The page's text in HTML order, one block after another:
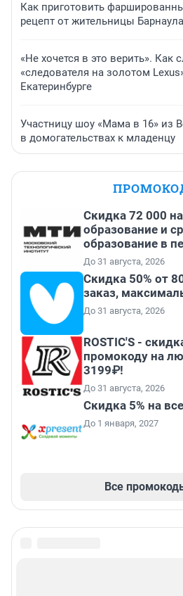
Как приготовить
рецепт от жительницы Барнаула
«Не хочется в это верить». Как
«следователя на золотом
Екатеринбурге
Участницу шоу «Мама в 16» из
в домогательствах к младенцу
Скидка 72 000
образование и
образование в
До 31 августа, 2026
Скидка 50% от
заказ,
До 31 августа, 2026
ROSTIC'S -
промокоду на
3199₽!
До 31 августа, 2026
Скидка 5% на
До 1 января, 2027
Все